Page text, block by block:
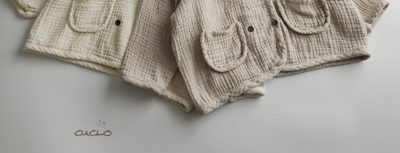
Tops
Bottoms
Outer